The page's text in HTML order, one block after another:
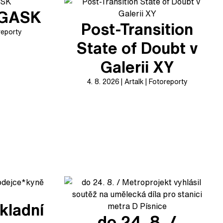
Post-Transition
State of Doubt v
Galerii XY
4. 8. 2026 Artalk Fotoreporty